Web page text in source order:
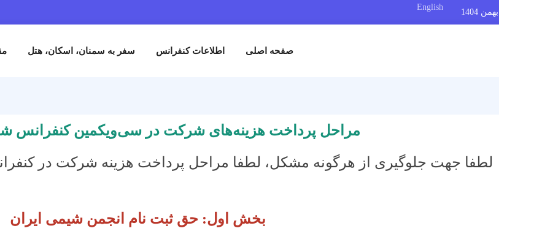
English
اطلاعات کنفرانس سفر به سمنان، اسکان، هتل مقالات
مراحل پرداخت هزینه‌های شرکت در سی‌ویکمین کنفرانس شیمی آلی
لطفا جهت جلوگیری از هرگونه مشکل، لطفا مراحل پرداخت هزینه شرکت در کنفرانس را
بخش اول: حق ثبت نام انجمن شیمی ایران